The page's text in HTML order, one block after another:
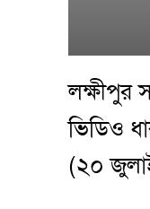
লক্ষীপুর
ভিডিও
(২০